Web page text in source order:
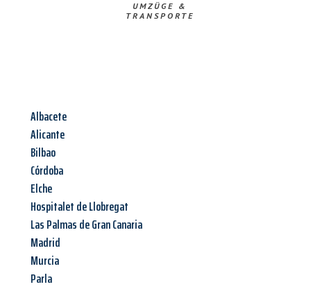
UMZÜGE &
TRANSPORTE
Albacete
Alicante
Bilbao
Córdoba
Elche
Hospitalet de Llobregat
Las Palmas de Gran Canaria
Madrid
Murcia
Parla